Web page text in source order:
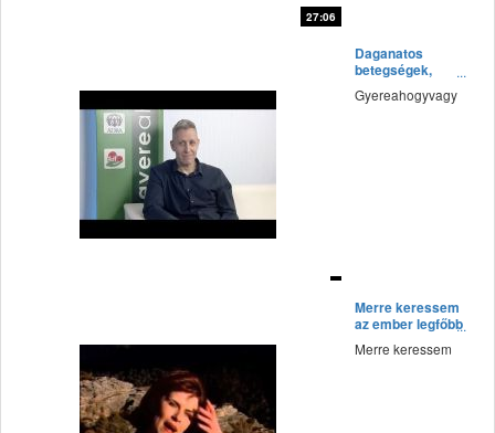
27:06
Daganatos
betegségek,
megelőzési
lehetőségek
Gyereahogyvagy
Merre keressem
az ember legfőbb
javát?
Merre keressem